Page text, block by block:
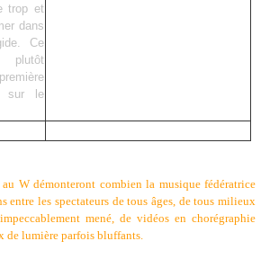
trop et
dans
Ce
plutôt
sur le
W démonteront combien la musique fédératrice
entre les spectateurs de tous âges, de tous milieux
mené, de vidéos en chorégraphie
de lumière parfois bluffants.